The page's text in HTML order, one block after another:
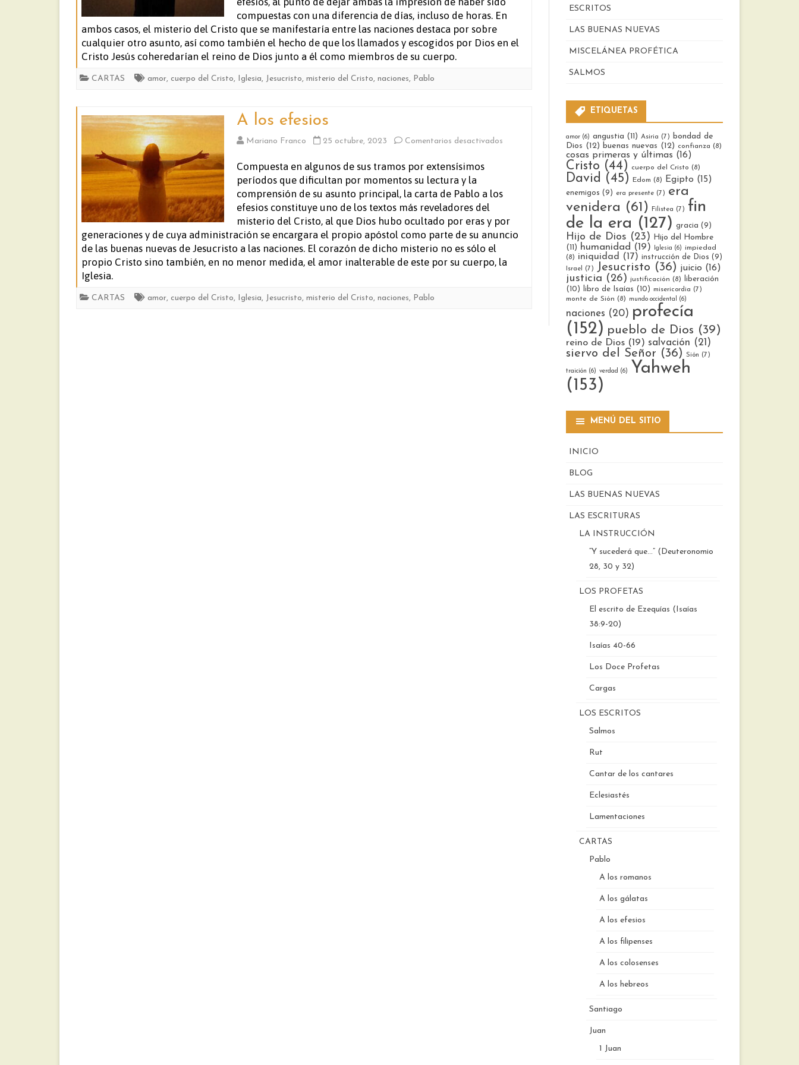
compuestas con una diferencia de días, incluso de horas. En
ambos casos, el misterio del Cristo que se manifestaría entre las naciones destaca por sobre
cualquier otro asunto, así como también el hecho de que los llamados y escogidos por Dios en el
Cristo Jesús coheredarían el reino de Dios junto a él como miembros de su cuerpo.
CARTAS amor, cuerpo del Cristo, Iglesia, Jesucristo, misterio del Cristo, naciones, Pablo
A los efesios
Mariano Franco 25 octubre, 2023 Comentarios desactivados
Compuesta en algunos de sus tramos por extensísimos
períodos que dificultan por momentos su lectura y la
comprensión de su asunto principal, la carta de Pablo a los
efesios constituye uno de los textos más reveladores del
misterio del Cristo, al que Dios hubo ocultado por eras y por
generaciones y de cuya administración se encargara el propio apóstol como parte de su anuncio
de las buenas nuevas de Jesucristo a las naciones. El corazón de dicho misterio no es sólo el
propio Cristo sino también, en no menor medida, el amor inalterable de este por su cuerpo, la
Iglesia.
CARTAS amor, cuerpo del Cristo, Iglesia, Jesucristo, misterio del Cristo, naciones, Pablo
ESCRITOS
LAS BUENAS NUEVAS
MISCELÁNEA PROFÉTICA
SALMOS
ETIQUETAS
amor(6) angustia (11) Asiria (7) bondad de
Dios (12) buenas nuevas (12) confianza (8)
cosas primeras y últimas (16)
Cristo (44) cuerpo del Cristo (8)
David (45) Edom (8) Egipto (15)
enemigos (9) era presente(7) era
venidera (61) Filistea (7) fin
de la era (127) gracia (9)
Hijo de Dios (23)
Hijo del Hombre
(11)
humanidad (19) Iglesia (6) impiedad
(8) iniquidad (17) instrucción de Dios (9)
Israel (7) Jesucristo (36) juicio (16)
justicia (26) justificación (8)
liberación
(10)
libro de Isaías (10) misericordia (7)
monte de Sión (8) mundo occidental (6)
naciones (20) profecía
(152) pueblo de Dios (39)
reino de Dios(19) salvación (21)
siervo del Señor (36) Sión (7)
traición (6) verdad (6)
Yahweh
(153)
MENÚ DEL SITIO
INICIO
BLOG
LAS BUENAS NUEVAS
LAS ESCRITURAS
LA INSTRUCCIÓN
“Y sucederá que…” (Deuteronomio
28, 30 y 32)
LOS PROFETAS
El escrito de Ezequías (Isaías
38:9-20)
Isaías 40-66
Los Doce Profetas
Cargas
LOS ESCRITOS
Salmos
Rut
Cantar de los cantares
Eclesiastés
Lamentaciones
CARTAS
Pablo
A los romanos
A los gálatas
A los efesios
A los filipenses
A los colosenses
A los hebreos
Santiago
Juan
1 Juan